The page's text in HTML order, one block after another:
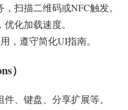
，扫描二维码或NFC触发。
化加载速度。
，遵守简化UI指南。
）
、键盘、分享扩展等。